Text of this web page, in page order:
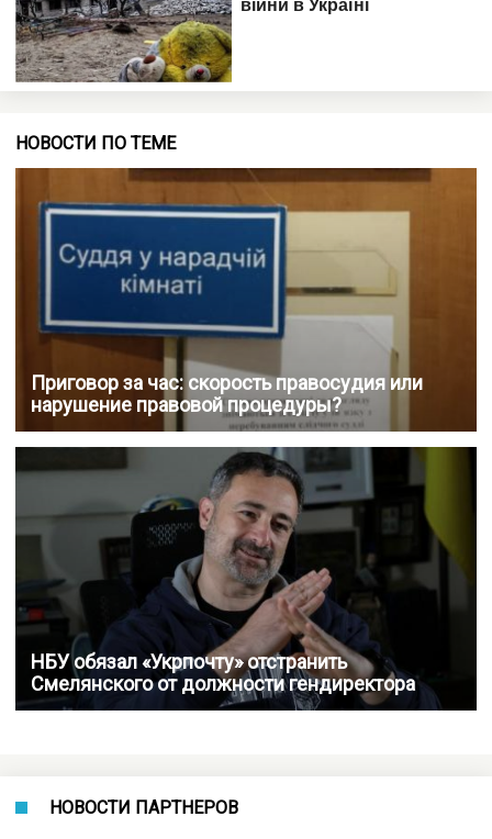
НОВОСТИ ПО ТЕМЕ
Приговор за час: скорость правосудия или
нарушение правовой процедуры?
НБУ обязал «Укрпочту» отстранить
Смелянского от должности гендиректора
НОВОСТИ ПАРТНЕРОВ